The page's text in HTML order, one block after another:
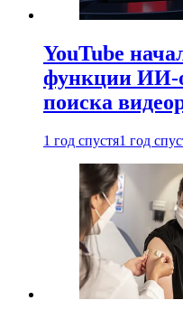
YouTube
функции ИИ-
поиска
1 год спустя1 год